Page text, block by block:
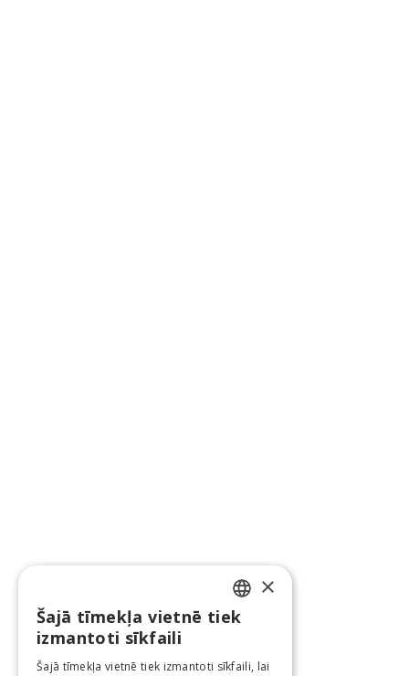
LATVIAN
×
Šajā tīmekļa vietnē tiek
izmantoti sīkfaili
Šajā tīmekļa vietnē tiek izmantoti sīkfaili, lai